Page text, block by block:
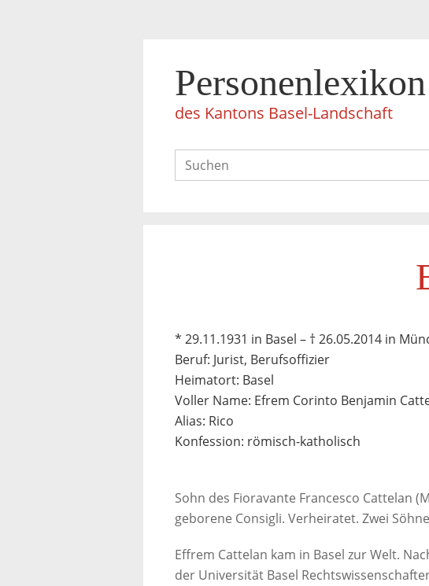
Personenlexikon
des Kantons Basel-Landschaft
* 29.11.1931 in Basel – † 26.05.2014 in
Beruf: Jurist, Berufsoffizier
Heimatort: Basel
Voller Name: Efrem Corinto Benjamin
Alias: Rico
Konfession: römisch-katholisch
Sohn des Fioravante Francesco Cattelan
geborene Consigli. Verheiratet. Zwei
Effrem Cattelan kam in Basel zur Welt.
der Universität Basel